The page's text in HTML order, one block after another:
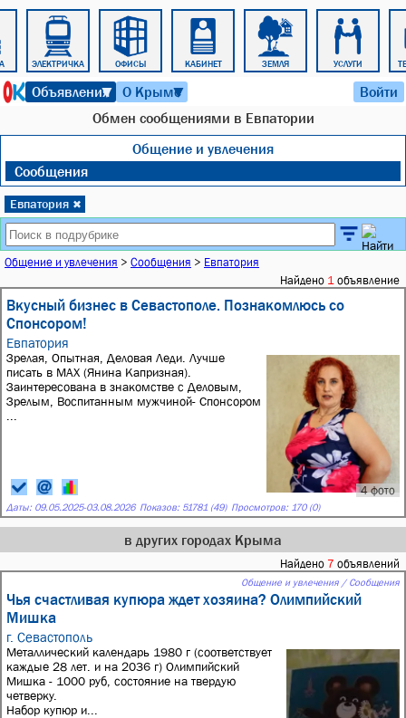
ЭЛЕКТРИЧКА ОФИСЫ КАБИНЕТ ЗЕМЛЯ УСЛУГИ
Объявления
▼ О Крыме
▼ Войти
Обмен сообщениями в Евпатории
Общение и увлечения
Сообщения
Евпатория ✖
Общение и увлечения > Сообщения > Евпатория
Найдено 1 объявление
Вкусный бизнес в Севастополе. Познакомлюсь со
Спонсором!
Евпатория
4 фото
Зрелая, Опытная, Деловая Леди. Лучше
писать в МАХ (Янина Капризная).
Заинтересована в знакомстве с Деловым,
Зрелым, Воспитанным мужчиной- Спонсором
Даты: 09.05.2025-03.08.2026 Показов: 51781 (49) Просмотров: 170 (0)
в других городах Крыма
Найдено 7 объявлений
Общение и увлечения / Сообщения
Чья счастливая купюра ждет хозяина? Олимпийский
Мишка
г. Севастополь
Металлический календарь 1980 г (соответствует
каждые 28 лет. и на 2036 г) Олимпийский
Мишка - 1000 руб, состояние на твердую
четверку.
Набор купюр и...